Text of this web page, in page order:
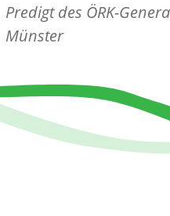
Predigt des ÖRK-
Münster